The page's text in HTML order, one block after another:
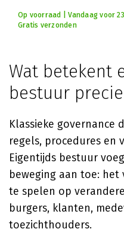
Op voorraad | Vandaag voor
Gratis verzonden
Wat betekent
bestuur
Klassieke governance
regels, procedures en
Eigentijds bestuur
beweging aan toe:
te spelen op
burgers, klanten,
toezichthouders.